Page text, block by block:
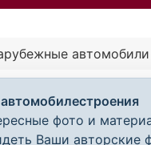
автомобили
фото и
Ваши